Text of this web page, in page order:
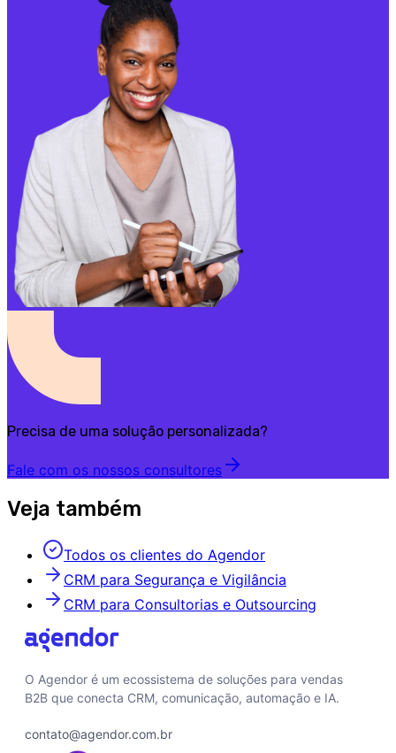
Precisa de uma solução personalizada?
Fale com os nossos consultores
Veja também
Todos os clientes do Agendor
CRM para Segurança e Vigilância
CRM para Consultorias e Outsourcing
O Agendor é um ecossistema de soluções para vendas
B2B que conecta CRM, comunicação, automação e IA.
contato@agendor.com.br